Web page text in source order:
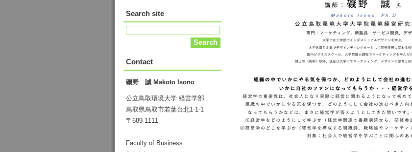
Search site
Contact
磯野 誠 Makoto Isono
公立鳥取環境大学 経営学部
鳥取県鳥取市若葉台北1-1-1
〒689-1111
Faculty of Business